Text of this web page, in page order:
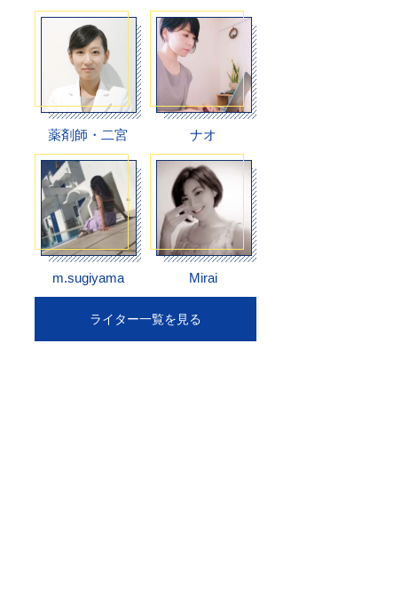
薬剤師・二宮 ナオ
m.sugiyama Mirai
ライター一覧を見る